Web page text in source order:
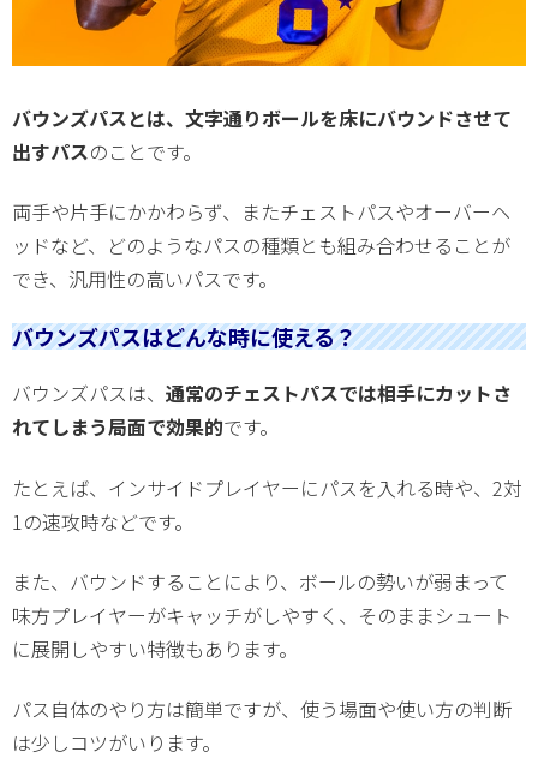
バウンズパスとは、文字通りボールを床にバウンドさせて
出すパスのことです。
両手や片手にかかわらず、またチェストパスやオーバーヘ
ッドなど、どのようなパスの種類とも組み合わせることが
でき、汎用性の高いパスです。
バウンズパスはどんな時に使える？
バウンズパスは、 通常のチェストパスでは相手にカットさ
れてしまう局面で効果的です。
たとえば、インサイドプレイヤーにパスを入れる時や、2対
1の速攻時などです。
また、バウンドすることにより、ボールの勢いが弱まって
味方プレイヤーがキャッチがしやすく、そのままシュート
に展開しやすい特徴もあります。
パス自体のやり方は簡単ですが、使う場面や使い方の判断
は少しコツがいります。